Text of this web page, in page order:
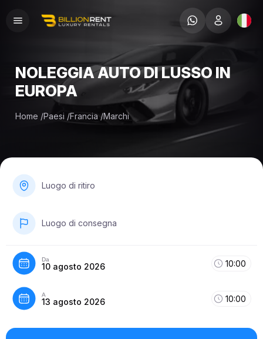
NOLEGGIA AUTO DI LUSSO IN
EUROPA
Home /Paesi /Francia /Marchi
Luogo di ritiro
Luogo di consegna
Da
10 agosto 2026 10:00
A
13 agosto 2026 10:00